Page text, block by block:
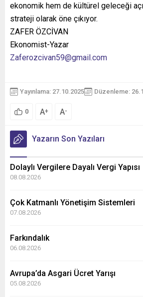
ekonomik hem de kültürel geleceği
strateji olarak öne çıkıyor.
ZAFER ÖZCİVAN
Ekonomist-Yazar
Zaferozcivan59@gmail.com
Yayınlama: 27.10.2025 Düzenleme:
0 A+ A-
Yazarın Son Yazıları
Dolaylı Vergilere Dayalı Vergi Yapısı
08.08.2026
Çok Katmanlı Yönetişim Sistemleri
07.08.2026
Farkındalık
06.08.2026
Avrupa’da Asgari Ücret Yarışı
05.08.2026